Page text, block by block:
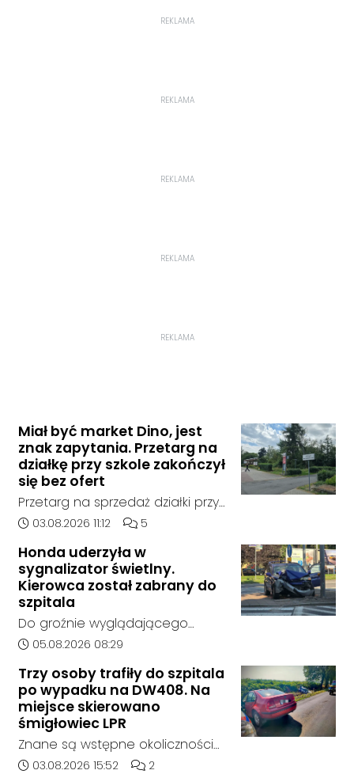
REKLAMA
REKLAMA
REKLAMA
REKLAMA
REKLAMA
Miał być market Dino, jest
znak zapytania. Przetarg na
działkę przy szkole zakończył
się bez ofert
Przetarg na sprzedaż działki przy
Zespole Szkół Technicznych i
Kędzierzynie-Koźlu zakończył się
bez rozstrzygnięcia. Mimo
wcześniejszego zainteresowania
terenem ze strony sieci Dino, do
postępowania nie zgłosił się
żaden oferent.
Data dodania artykułu:
03.08.2026 11:12 Liczba komentarzy artykułu:
5
Honda uderzyła w
sygnalizator świetlny.
Kierowca został zabrany do
szpitala
Do groźnie wyglądającego
zdarzenia drogowego doszło w
godziny 6:30 kierujący
samochodem marki Honda
zjechał z drogi i uderzył w
sygnalizator świetlny.
Data dodania artykułu:
05.08.2026 08:29
Trzy osoby trafiły do szpitala
po wypadku na DW408. Na
miejsce skierowano
śmigłowiec LPR
Znane są wstępne okoliczności
zdarzenia drogowego, do
Data dodania artykułu:
03.08.2026 15:52 Liczba komentarzy artykułu:
2